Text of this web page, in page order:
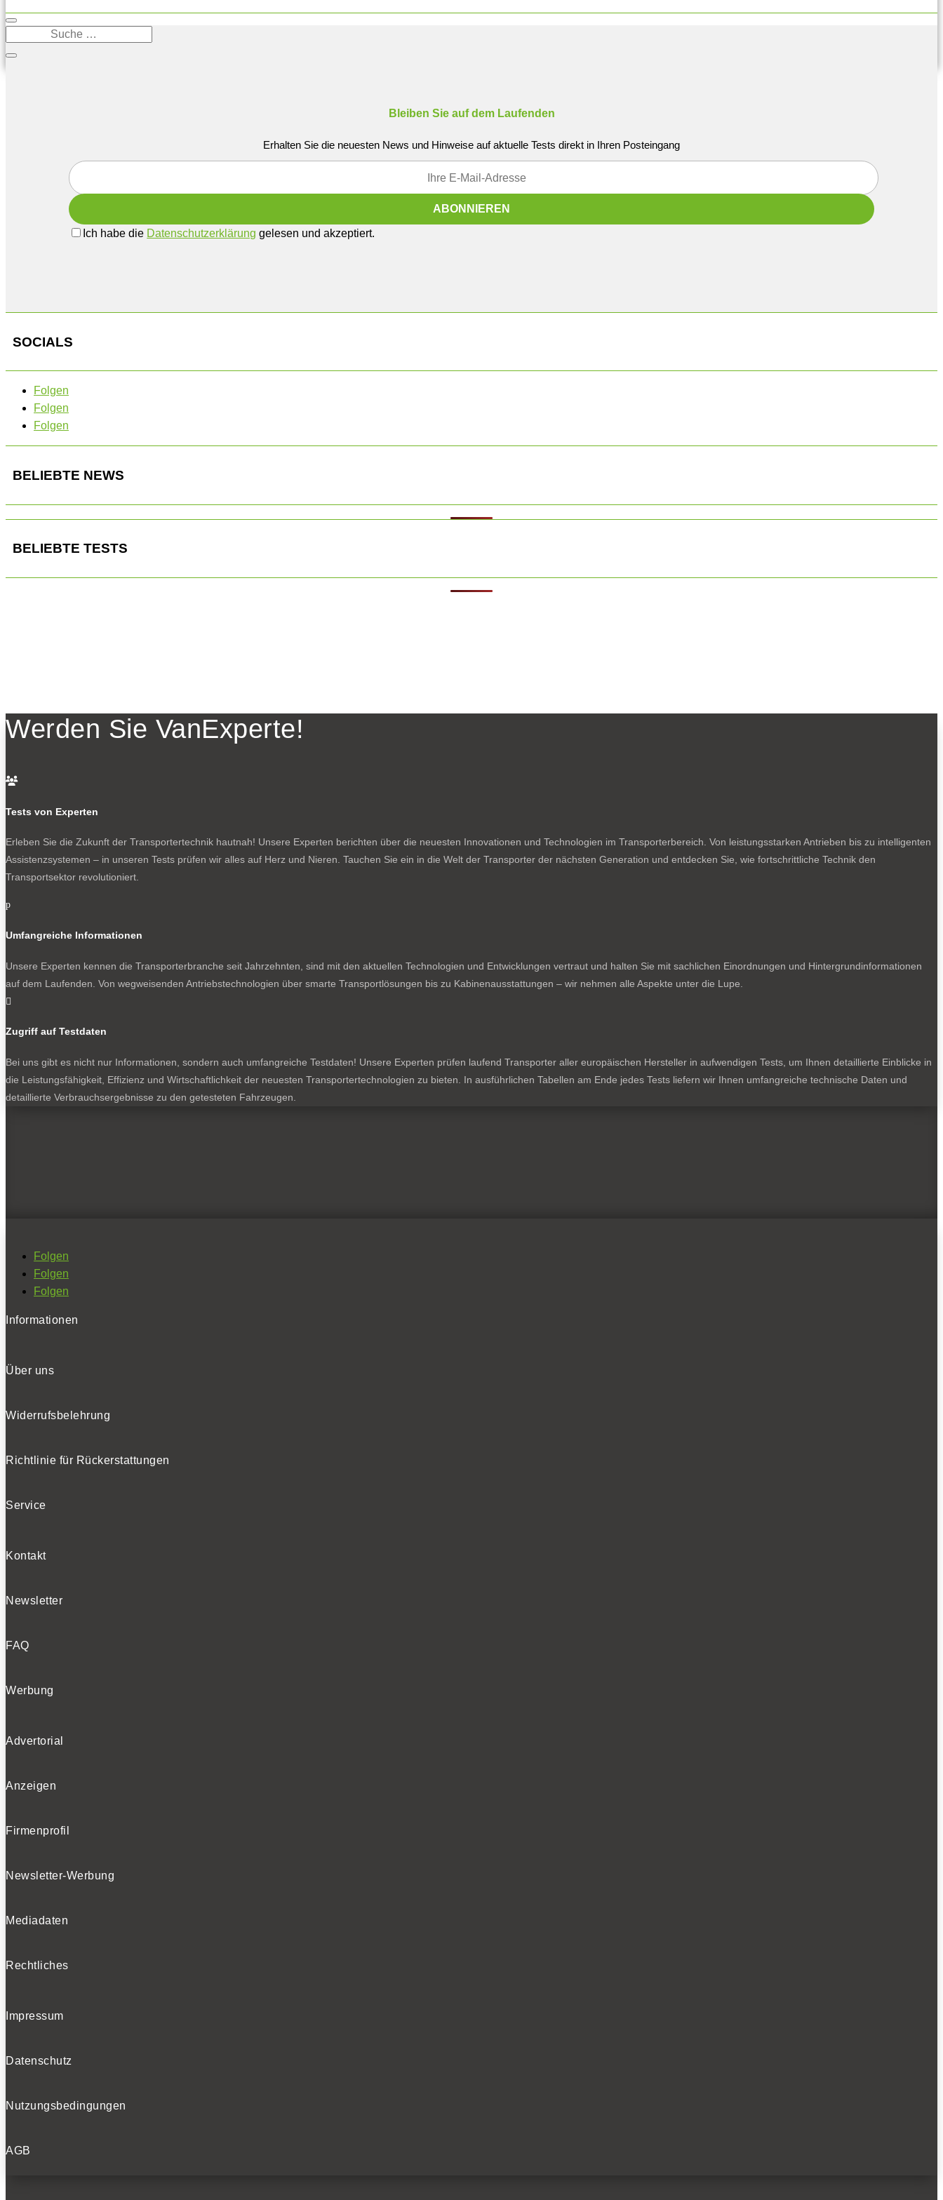
Bleiben Sie auf dem Laufenden
Erhalten Sie die neuesten News und Hinweise auf aktuelle Tests direkt in Ihren Posteingang
Ich habe die Datenschutzerklärung gelesen und akzeptiert.
SOCIALS
Folgen
Folgen
Folgen
BELIEBTE NEWS
BELIEBTE TESTS
Werden Sie VanExperte!

Tests von Experten
Erleben Sie die Zukunft der Transportertechnik hautnah! Unsere Experten berichten über die neuesten Innovationen und Technologien im Transporterbereich. Von leistungsstarken Antrieben bis zu intelligenten
Assistenzsystemen – in unseren Tests prüfen wir alles auf Herz und Nieren. Tauchen Sie ein in die Welt der Transporter der nächsten Generation und entdecken Sie, wie fortschrittliche Technik den
Transportsektor revolutioniert.
p
Umfangreiche Informationen
Unsere Experten kennen die Transporterbranche seit Jahrzehnten, sind mit den aktuellen Technologien und Entwicklungen vertraut und halten Sie mit sachlichen Einordnungen und Hintergrundinformationen
auf dem Laufenden. Von wegweisenden Antriebstechnologien über smarte Transportlösungen bis zu Kabinenausstattungen – wir nehmen alle Aspekte unter die Lupe.

Zugriff auf Testdaten
Bei uns gibt es nicht nur Informationen, sondern auch umfangreiche Testdaten! Unsere Experten prüfen laufend Transporter aller europäischen Hersteller in aufwendigen Tests, um Ihnen detaillierte Einblicke in
die Leistungsfähigkeit, Effizienz und Wirtschaftlichkeit der neuesten Transportertechnologien zu bieten. In ausführlichen Tabellen am Ende jedes Tests liefern wir Ihnen umfangreiche technische Daten und
detaillierte Verbrauchsergebnisse zu den getesteten Fahrzeugen.
Folgen
Folgen
Folgen
Informationen
Über uns
Widerrufsbelehrung
Richtlinie für Rückerstattungen
Service
Kontakt
Newsletter
FAQ
Werbung
Advertorial
Anzeigen
Firmenprofil
Newsletter-Werbung
Mediadaten
Rechtliches
Impressum
Datenschutz
Nutzungsbedingungen
AGB